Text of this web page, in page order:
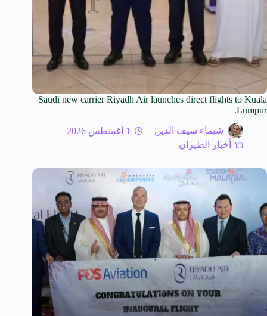
Saudi new carrier Riyadh Air launches direct flights to Kuala
Lumpur.
شيماء سيف الدين
1 أغسطس 2026
أخبار الطيران